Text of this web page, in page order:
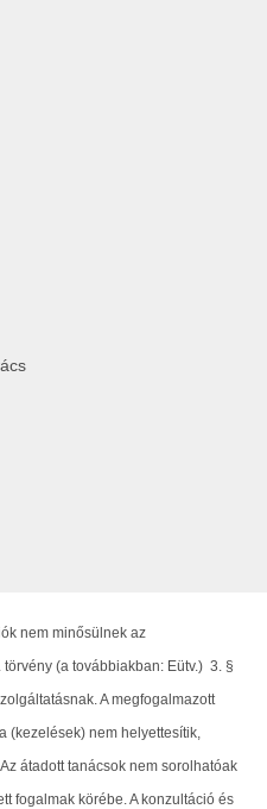
nem minősülnek az
(a továbbiakban: Eütv.) 3. §
A megfogalmazott
(kezelések) nem helyettesítik,
átadott tanácsok nem sorolhatóak
fogalmak körébe. A konzultáció és